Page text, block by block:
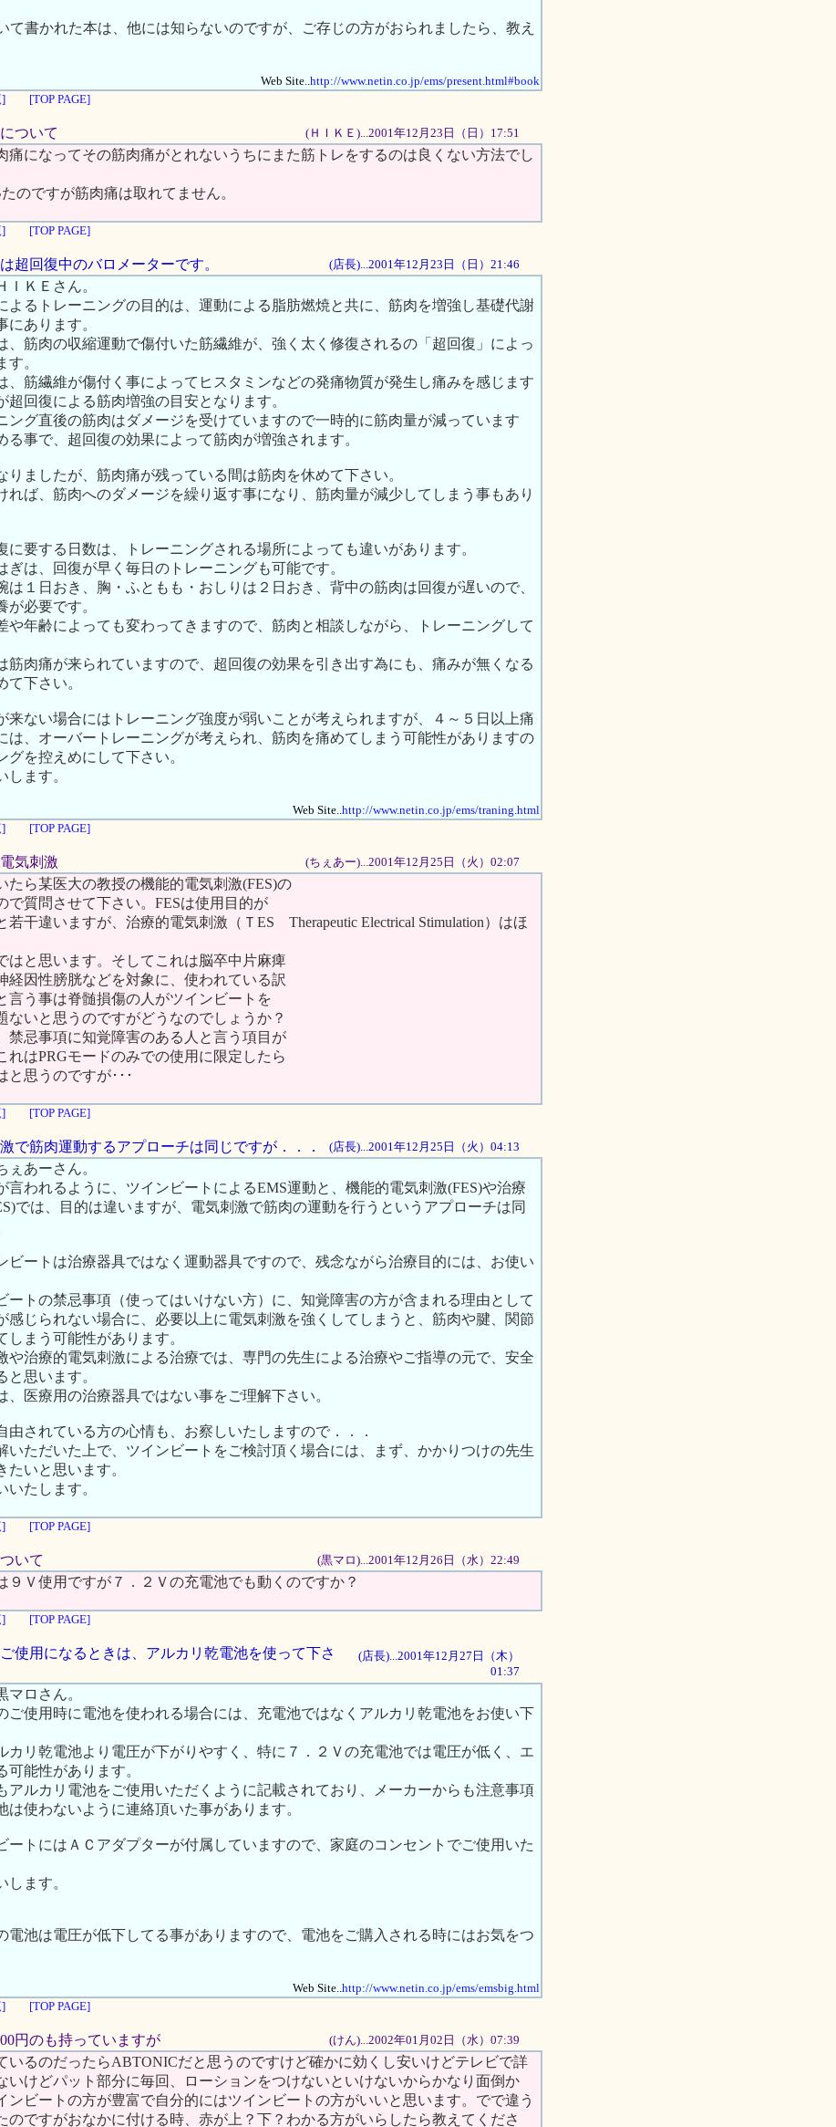
て書かれた本は、他には知らないのですが、ご存じの方がおられましたら、教え
Web Site..http://www.netin.co.jp/ems/present.html#book
]
[TOP PAGE]
ついて (ＨＩＫＥ)...2001年12月23日（日）17:51
痛になってその筋肉痛がとれないうちにまた筋トレをするのは良くない方法でし
のですが筋肉痛は取れてません。
] [TOP PAGE]
超回復中のバロメーターです。 (店長)...2001年12月23日（日）21:46
ＩＫＥさん。
よるトレーニングの目的は、運動による脂肪燃焼と共に、筋肉を増強し基礎代謝
にあります。
、筋肉の収縮運動で傷付いた筋繊維が、強く太く修復されるの「超回復」によっ
す。
、筋繊維が傷付く事によってヒスタミンなどの発痛物質が発生し痛みを感じます
超回復による筋肉増強の目安となります。
ング直後の筋肉はダメージを受けていますので一時的に筋肉量が減っています
る事で、超回復の効果によって筋肉が増強されます。
りましたが、筋肉痛が残っている間は筋肉を休めて下さい。
れば、筋肉へのダメージを繰り返す事になり、筋肉量が減少してしまう事もあり
に要する日数は、トレーニングされる場所によっても違いがあります。
ぎは、回復が早く毎日のトレーニングも可能です。
は１日おき、胸・ふともも・おしりは２日おき、背中の筋肉は回復が遅いので、
が必要です。
や年齢によっても変わってきますので、筋肉と相談しながら、トレーニングして
筋肉痛が来られていますので、超回復の効果を引き出す為にも、痛みが無くなる
て下さい。
来ない場合にはトレーニング強度が弱いことが考えられますが、４～５日以上痛
は、オーバートレーニングが考えられ、筋肉を痛めてしまう可能性がありますの
グを控えめにして下さい。
します。
Web Site..http://www.netin.co.jp/ems/traning.html
]
[TOP PAGE]
気刺激 (ちぇあー)...2001年12月25日（火）02:07
たら某医大の教授の機能的電気刺激(FES)の
で質問させて下さい。FESは使用目的が
若干違いますが、治療的電気刺激（ＴES Therapeutic Electrical Stimulation）はほ
はと思います。そしてこれは脳卒中片麻痺
経因性膀胱などを対象に、使われている訳
う事は脊髄損傷の人がツインビートを
ないと思うのですがどうなのでしょうか？
禁忌事項に知覚障害のある人と言う項目が
れはPRGモードのみでの使用に限定したら
と思うのですが･･･
] [TOP PAGE]
で筋肉運動するアプローチは同じですが．．． (店長)...2001年12月25日（火）04:13
ぇあーさん。
言われるように、ツインビートによるEMS運動と、機能的電気刺激(FES)や治療
では、目的は違いますが、電気刺激で筋肉の運動を行うというアプローチは同
ビートは治療器具ではなく運動器具ですので、残念ながら治療目的には、お使い
ートの禁忌事項（使ってはいけない方）に、知覚障害の方が含まれる理由として
感じられない場合に、必要以上に電気刺激を強くしてしまうと、筋肉や腱、関節
しまう可能性があります。
や治療的電気刺激による治療では、専門の先生による治療やご指導の元で、安全
と思います。
、医療用の治療器具ではない事をご理解下さい。
由されている方の心情も、お察しいたしますので．．．
いただいた上で、ツインビートをご検討頂く場合には、まず、かかりつけの先生
たいと思います。
いたします。
] [TOP PAGE]
いて (黒マロ)...2001年12月26日（水）22:49
９Ｖ使用ですが７．２Ｖの充電池でも動くのですか？
] [TOP PAGE]
使用になるときは、アルカリ乾電池を使って下さ
(店長)...2001年12月27日（木）
01:37
マロさん。
ご使用時に電池を使われる場合には、充電池ではなくアルカリ乾電池をお使い下
カリ乾電池より電圧が下がりやすく、特に７．２Ｖの充電池では電圧が低く、エ
可能性があります。
アルカリ電池をご使用いただくように記載されており、メーカーからも注意事項
は使わないように連絡頂いた事があります。
ートにはＡＣアダプターが付属していますので、家庭のコンセントでご使用いた
します。
電池は電圧が低下してる事がありますので、電池をご購入される時にはお気をつ
Web Site..http://www.netin.co.jp/ems/emsbig.html
]
[TOP PAGE]
円のも持っていますが (けん)...2002年01月02日（水）07:39
いるのだったらABTONICだと思うのですけど確かに効くし安いけどテレビで詳
いけどパット部分に毎回、ローションをつけないといけないからかなり面倒か
ンビートの方が豊富で自分的にはツインビートの方がいいと思います。でで違う
のですがおなかに付ける時、赤が上？下？わかる方がいらしたら教えてくださ